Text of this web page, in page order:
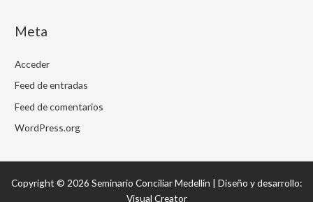
Meta
Acceder
Feed de entradas
Feed de comentarios
WordPress.org
Copyright © 2026 Seminario Conciliar Medellín | Diseño y desarrollo:
Visual Creator